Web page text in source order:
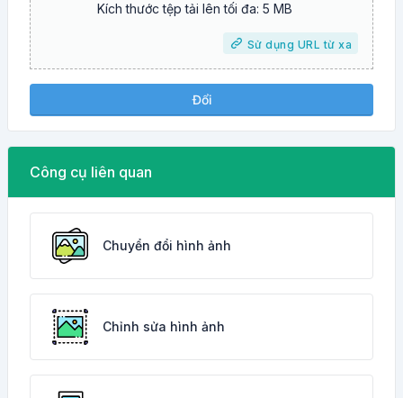
Kích thước tệp tải lên tối đa: 5 MB
Sử dụng URL từ xa
Đổi
Công cụ liên quan
Chuyển đổi hình ảnh
Chỉnh sửa hình ảnh